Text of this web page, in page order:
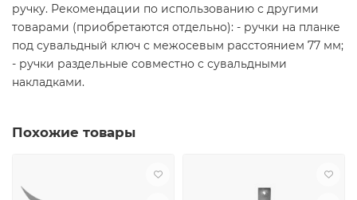
ручку. Рекомендации по использованию с другими
товарами (приобретаются отдельно): - ручки на планке
под сувальдный ключ с межосевым расстоянием 77 мм;
- ручки раздельные совместно с сувальдными
накладками.
Похожие товары